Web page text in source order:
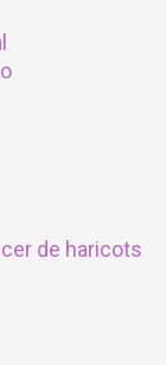
de haricots